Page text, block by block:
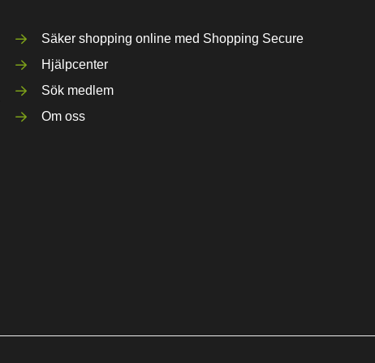
Säker shopping online med Shopping Secure
Hjälpcenter
Sök medlem
Om oss